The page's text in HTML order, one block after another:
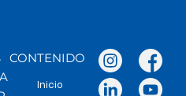
CONTENIDO
Inicio